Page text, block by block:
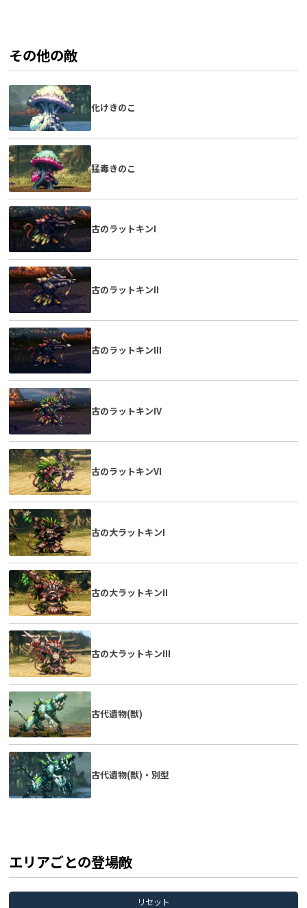
その他の敵
化けきのこ
猛毒きのこ
古のラットキンI
古のラットキンII
古のラットキンIII
古のラットキンIV
古のラットキンVI
古の大ラットキンI
古の大ラットキンII
古の大ラットキンIII
古代遺物(獣)
古代遺物(獣)・別型
エリアごとの登場敵
リセット